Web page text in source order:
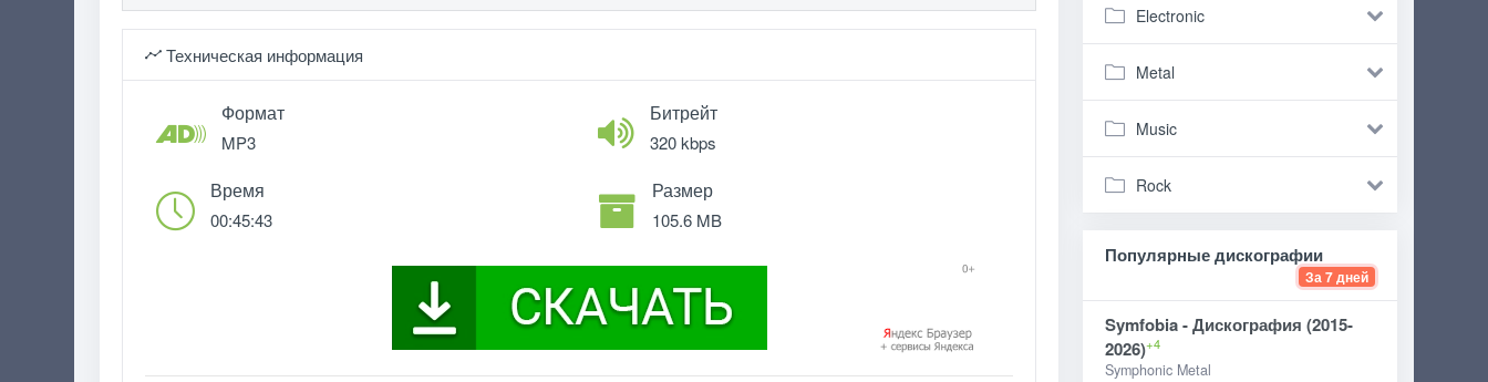
Техническая информация
Формат
MP3
Битрейт
320 kbps
Время
00:45:43
Размер
105.6 MB
Electronic
Metal
Music
Rock
Популярные дискографии
За 7 дней
Symfobia - Дискография (2015-
2026)+4
Symphonic Metal